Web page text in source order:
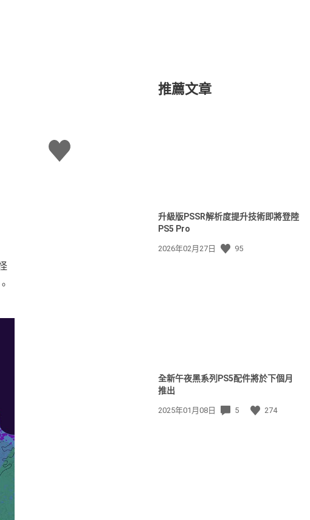
讚
推薦文章
升級版PSSR解析度提升技術即將登陸
PS5 Pro
發
2026年02月27日 95
全新午夜黑系列PS5配件將於下個月
推出
發
2025年01月08日 5 274